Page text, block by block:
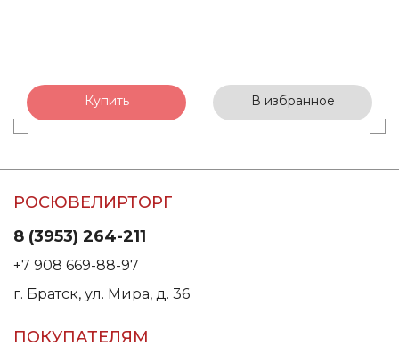
Купить В избранное
РОСЮВЕЛИРТОРГ
8 (3953) 264-211
+7 908 669-88-97
г. Братск, ул. Мира, д. 36
ПОКУПАТЕЛЯМ